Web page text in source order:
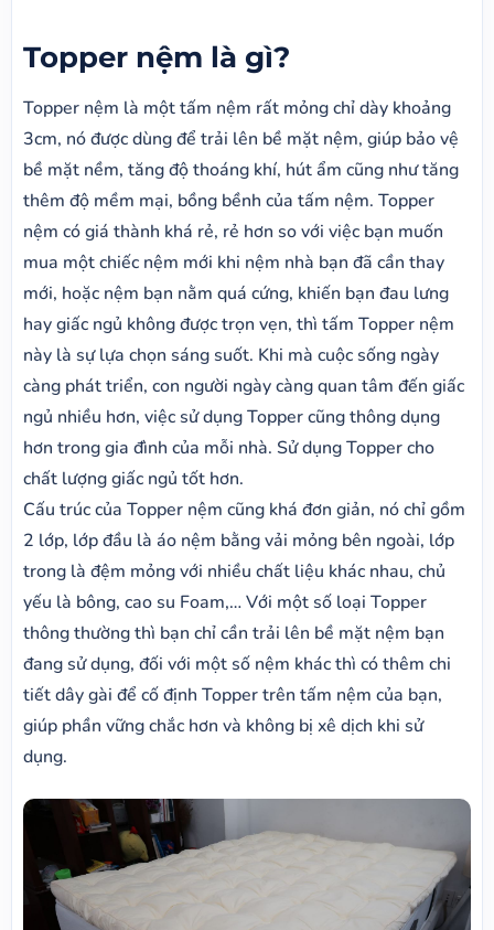
Topper nệm là gì?
Topper nệm là một tấm nệm rất mỏng chỉ dày khoảng
3cm, nó được dùng để trải lên bề mặt nệm, giúp bảo vệ
bề mặt nềm, tăng độ thoáng khí, hút ẩm cũng như tăng
thêm độ mềm mại, bồng bềnh của tấm nệm. Topper
nệm có giá thành khá rẻ, rẻ hơn so với việc bạn muốn
mua một chiếc nệm mới khi nệm nhà bạn đã cần thay
mới, hoặc nệm bạn nằm quá cứng, khiến bạn đau lưng
hay giấc ngủ không được trọn vẹn, thì tấm Topper nệm
này là sự lựa chọn sáng suốt. Khi mà cuộc sống ngày
càng phát triển, con người ngày càng quan tâm đến giấc
ngủ nhiều hơn, việc sử dụng Topper cũng thông dụng
hơn trong gia đình của mỗi nhà. Sử dụng Topper cho
chất lượng giấc ngủ tốt hơn.
Cấu trúc của Topper nệm cũng khá đơn giản, nó chỉ gồm
2 lớp, lớp đầu là áo nệm bằng vải mỏng bên ngoài, lớp
trong là đệm mỏng với nhiều chất liệu khác nhau, chủ
yếu là bông, cao su Foam,… Với một số loại Topper
thông thường thì bạn chỉ cần trải lên bề mặt nệm bạn
đang sử dụng, đối với một số nệm khác thì có thêm chi
tiết dây gài để cố định Topper trên tấm nệm của bạn,
giúp phần vững chắc hơn và không bị xê dịch khi sử
dụng.